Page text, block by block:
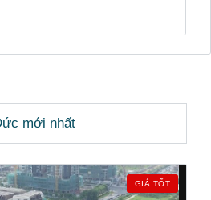
mới nhất
GIÁ TỐT